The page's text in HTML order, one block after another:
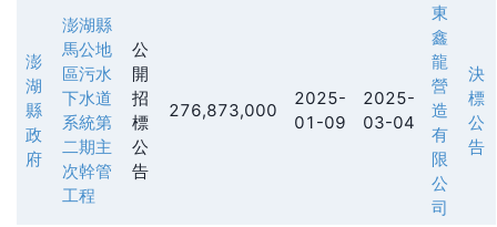
澎
湖
縣
政
府
澎湖縣
馬公地
區污水
下水道
系統第
二期主
次幹管
工程
公
開
招
標
公
告
276,873,000
2025-
01-09
2025-
03-04
東
鑫
龍
營
造
有
限
公
司
決
標
公
告